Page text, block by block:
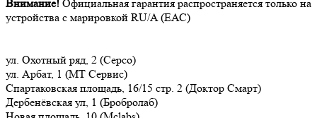
Внимание! Официальная гарантия распространяется только на
устройства с марировкой RU/A (ЕАС)
ул. Охотный ряд, 2 (Серсо)
ул. Арбат, 1 (МТ Сервис)
Спартаковская площадь, 16/15 стр. 2 (Доктор Смарт)
Дербенёвская ул, 1 (Бробролаб)